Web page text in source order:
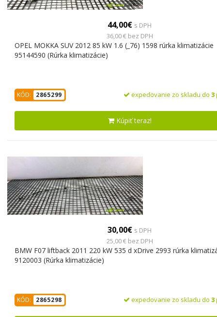
44,00€ s DPH
36,00 € bez DPH
OPEL MOKKA SUV 2012 85 kW 1.6 (_76) 1598 rúrka klimatizácie
95144590 (Rúrka klimatizácie)
KÓD: 2865299 expedovanie zo skladu do 3
Kúpiť teraz!
30,00€ s DPH
25,00 € bez DPH
BMW F07 liftback 2011 220 kW 535 d xDrive 2993 rúrka
9120003 (Rúrka klimatizácie)
KÓD: 2865298 expedovanie zo skladu do 3